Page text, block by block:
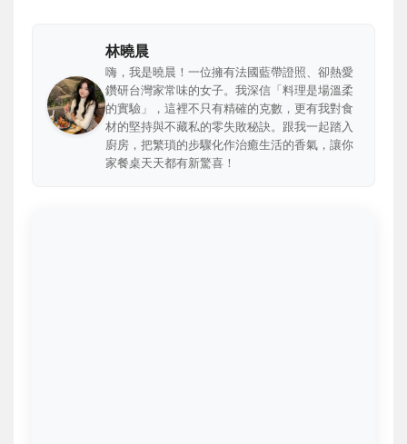
林曉晨
嗨，我是曉晨！一位擁有法國藍帶證照、卻熱愛
鑽研台灣家常味的女子。我深信「料理是場溫柔
的實驗」，這裡不只有精確的克數，更有我對食
材的堅持與不藏私的零失敗秘訣。跟我一起踏入
廚房，把繁瑣的步驟化作治癒生活的香氣，讓你
家餐桌天天都有新驚喜！